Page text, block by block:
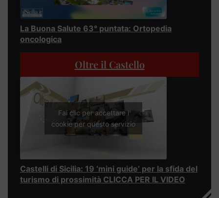
La Buona Salute 63° puntata: Ortopedia
oncologica
Oltre il Castello
Fai clic per accettare i
cookie per questo servizio
Castelli di Sicilia: 19 ‘mini guide’ per la sfida del
turismo di prossimità CLICCA PER IL VIDEO